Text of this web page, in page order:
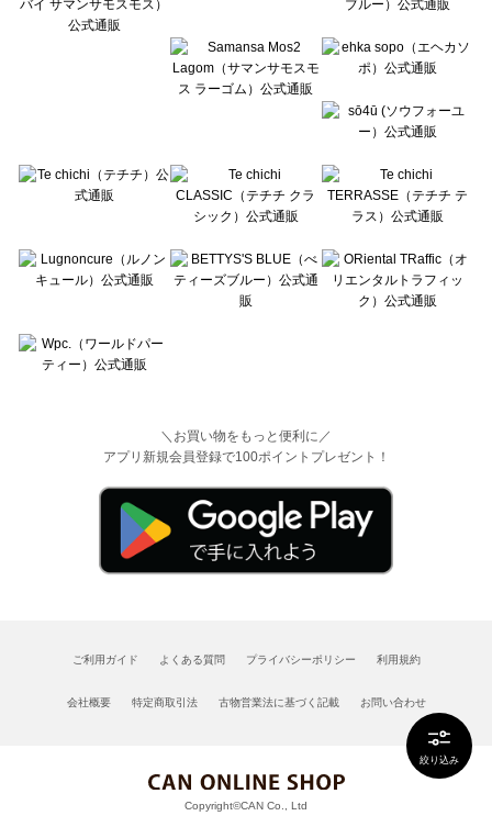
絞り込み
Wpc.（ワールドパーティー）の一覧
＼お買い物をもっと便利に／
アプリ新規会員登録で100ポイントプレゼント！
ご利用ガイド よくある質問 プライバシーポリシー 利用規約
会社概要 特定商取引法 古物営業法に基づく記載 お問い合わせ
Copyright©CAN Co., Ltd